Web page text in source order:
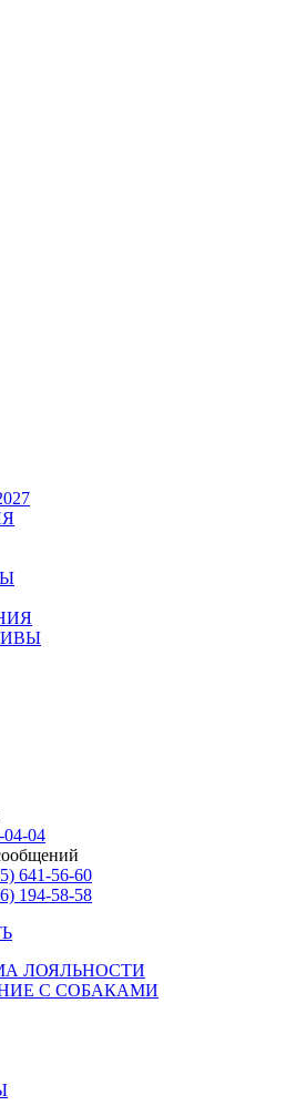
04-04
641-56-60
194-58-58
ЛОЯЛЬНОСТИ
С СОБАКАМИ